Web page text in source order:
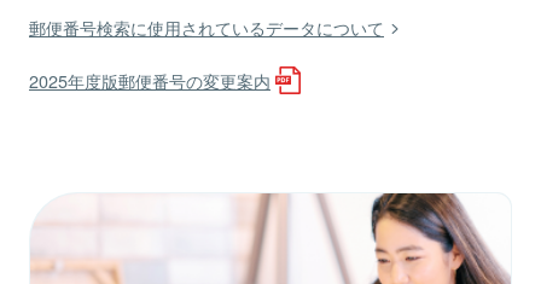
郵便番号検索に使用されているデータについて
2025年度版郵便番号の変更案内